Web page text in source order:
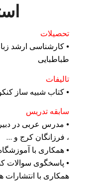
تحصیلات
⦁ کارشناسی ارشد
طباطبایی
تالیفات
⦁ کتاب شبیه ساز
سابقه تدریس
⦁ مدرس عربی در
، فرزانگان کرج و …
⦁ همکاری با
⦁ پاسخگوی سوالات
همکاری با